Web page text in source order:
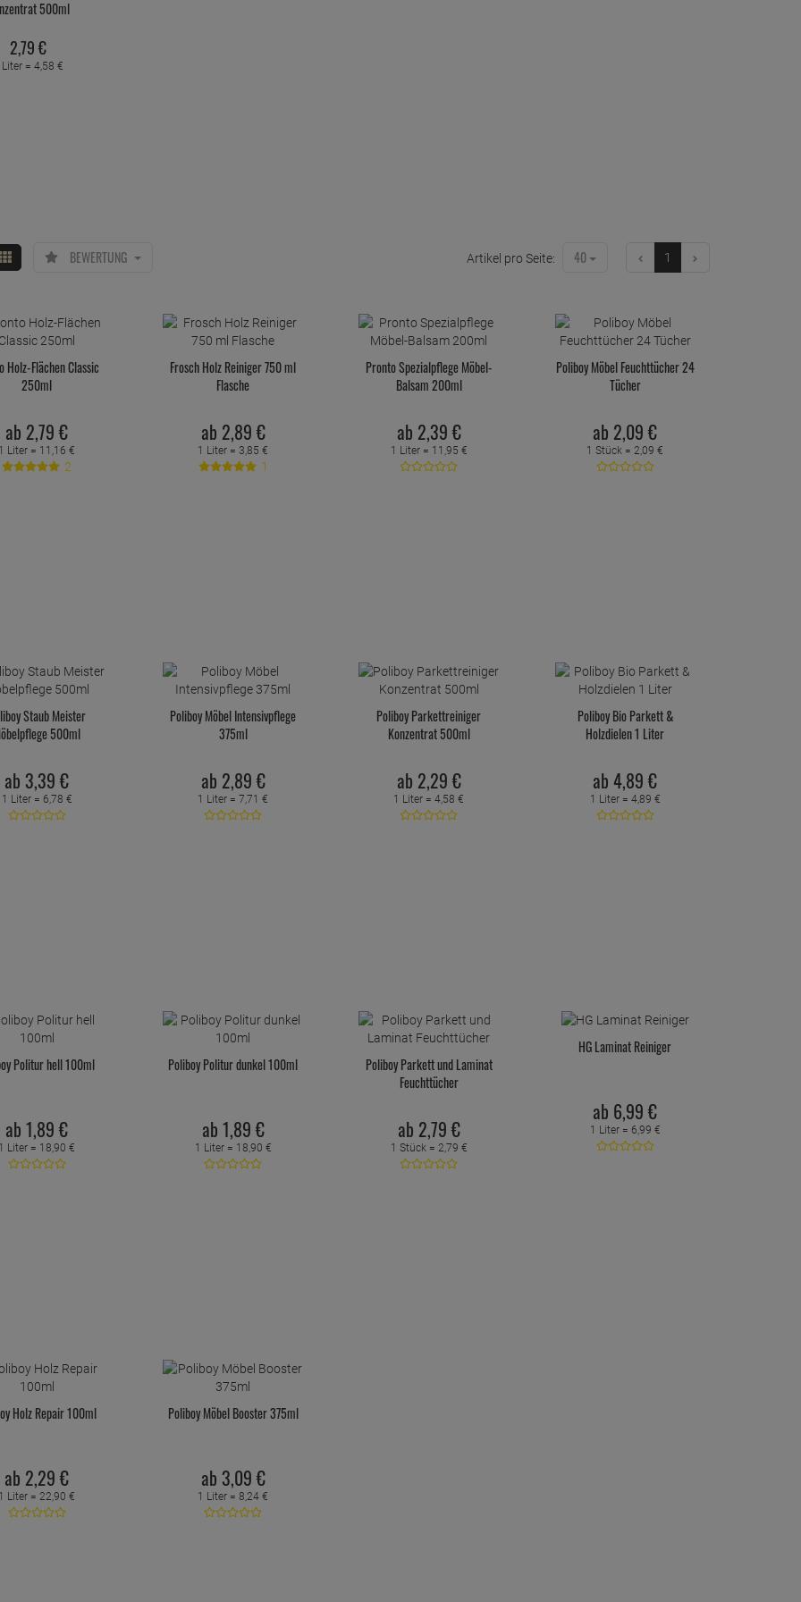
500ml
2,79€
= 4,58 €
BEWERTUNG Artikel pro Seite: 40 1
Holz-Flächen Classic
250ml
ab 2,79 €
Liter = 11,16 €
2
Frosch Holz Reiniger 750 ml
Flasche
ab 2,89 €
1 Liter = 3,85 €
1
Pronto Spezialpflege Möbel-
Balsam 200ml
ab 2,39 €
1 Liter = 11,95 €
Poliboy Möbel Feuchttücher 24
Tücher
ab 2,09 €
1 Stück =2,09 €
Staub Meister
500ml
ab 3,39 €
1 Liter = 6,78 €
Poliboy Möbel Intensivpflege
375ml
ab 2,89 €
1 Liter =7,71 €
Poliboy Parkettreiniger
Konzentrat 500ml
ab 2,29 €
1 Liter =4,58 €
Poliboy Bio Parkett &
Holzdielen 1 Liter
ab 4,89 €
1 Liter = 4,89 €
Politur hell 100ml
ab 1,89 €
Liter = 18,90 €
Poliboy Politur dunkel 100ml
ab 1,89 €
1 Liter = 18,90 €
Poliboy Parkett und Laminat
Feuchttücher
ab 2,79 €
1 Stück = 2,79 €
HG Laminat Reiniger
ab 6,99 €
1 Liter = 6,99 €
Holz Repair 100ml
ab 2,29 €
Liter =22,90 €
Poliboy Möbel Booster 375ml
ab 3,09 €
1 Liter =8,24 €